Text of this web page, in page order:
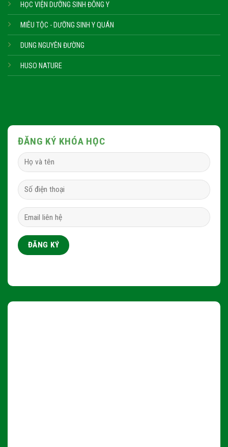
HỌC VIỆN DƯỠNG SINH ĐÔNG Y
MIÊU TỘC - DƯỠNG SINH Y QUÁN
DUNG NGUYÊN ĐƯỜNG
HUSO NATURE
ĐĂNG KÝ KHÓA HỌC